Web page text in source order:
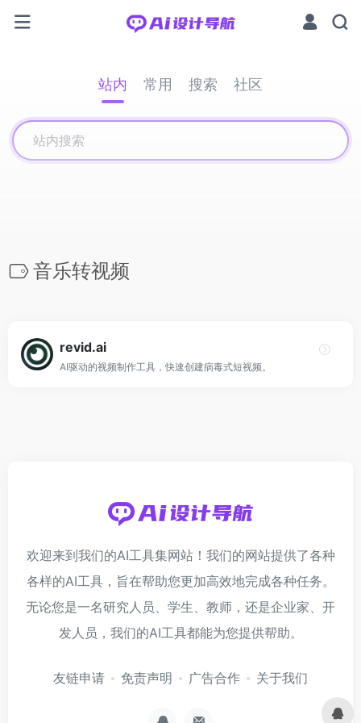
站内 常用 搜索 社区
音乐转视频
revid.ai
AI驱动的视频制作工具，快速创建病毒式短视频。
欢迎来到我们的AI工具集网站！我们的网站提供了各种
各样的AI工具，旨在帮助您更加高效地完成各种任务。
无论您是一名研究人员、学生、教师，还是企业家、开
发人员，我们的AI工具都能为您提供帮助。
友链申请 免责声明 广告合作 关于我们